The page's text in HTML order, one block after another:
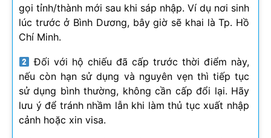
gọi tỉnh/thành mới sau khi sáp nhập. Ví dụ nơi sinh
lúc trước ở Bình Dương, bây giờ sẽ khai là Tp. Hồ
Chí Minh.
Đối với hộ chiếu đã cấp trước thời điểm này,
nếu còn hạn sử dụng và nguyên vẹn thì tiếp tục
sử dụng bình thường, không cần cấp đổi lại. Hãy
lưu ý để tránh nhầm lẫn khi làm thủ tục xuất nhập
cảnh hoặc xin visa.